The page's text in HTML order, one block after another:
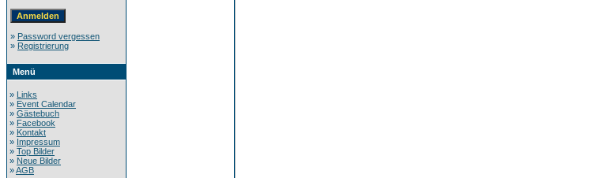
» Password vergessen
» Registrierung
Menü
» Links
» Event Calendar
» Gästebuch
» Facebook
» Kontakt
» Impressum
» Top Bilder
» Neue Bilder
»AGB